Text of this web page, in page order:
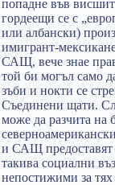
попадне във
гордеещи се с
или албански)
имигрант-
САЩ, вече знае
той би могъл само
зъби и нокти се
Съединени щати.
може да разчита на
и САЩ предоставят
такива социални
непостижими за